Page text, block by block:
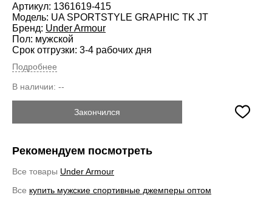
Артикул: 1361619-415
Модель: UA SPORTSTYLE GRAPHIC TK JT
Бренд: Under Armour
Пол: мужской
Срок отгрузки: 3-4 рабочих дня
Подробнее
В наличии: --
Закончился
Рекомендуем посмотреть
Все товары Under Armour
Все купить мужские спортивные джемперы оптом